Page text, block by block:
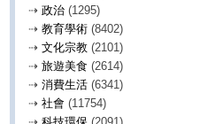
⇢ 政治 (1295)
⇢ 教育學術 (8402)
⇢ 文化宗教 (2101)
⇢ 旅遊美食 (2614)
⇢ 消費生活 (6341)
⇢ 社會 (11754)